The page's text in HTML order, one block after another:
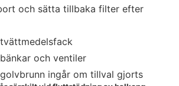
och sätta tillbaka filter efter
och ventiler
ingår om tillval gjorts